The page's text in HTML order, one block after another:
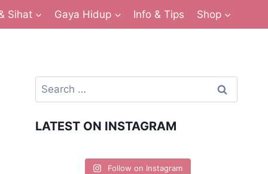
Sihat Gaya Hidup Info & Tips Shop
LATEST ON INSTAGRAM
Follow on Instagram